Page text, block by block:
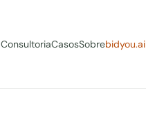
ConsultoriaCasosSobrebidyou.ai